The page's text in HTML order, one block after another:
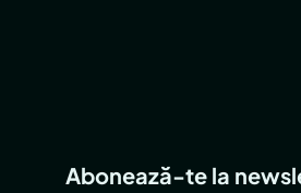
Abonează-te la